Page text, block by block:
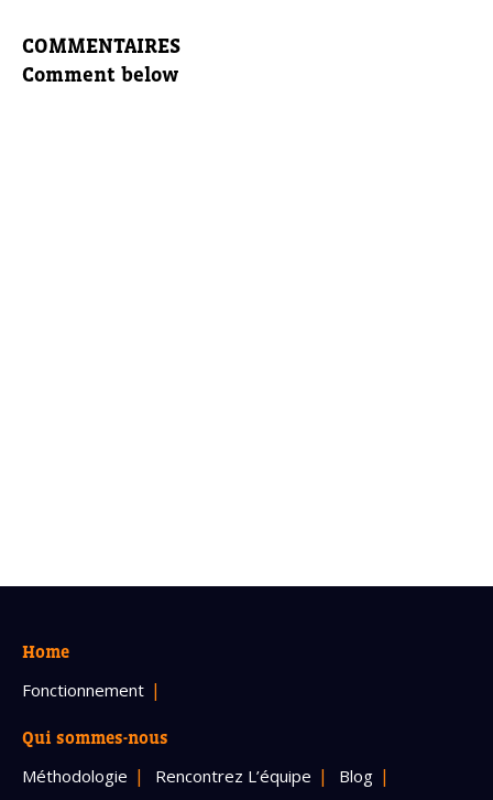
COMMENTAIRES
Comment below
Home
Fonctionnement
Qui sommes-nous
Méthodologie Rencontrez L’équipe
Blog